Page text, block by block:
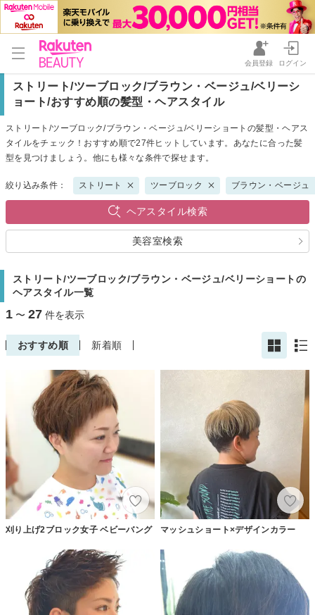
会員登録 ログイン
ストリート/ツーブロック/ブラウン・ベージュ/ベリーシ
ョート/おすすめ順の髪型・ヘアスタイル
ストリート/ツーブロック/ブラウン・ベージュ/ベリーショートの髪型・ヘアス
タイルをチェック！おすすめ順で27件ヒットしています。あなたに合った髪
型を見つけましょう。他にも様々な条件で探せます。
絞り込み条件： ストリート ツーブロック ブラウン・ベージュ
ヘアスタイル検索
美容室検索
ストリート/ツーブロック/ブラウン・ベージュ/ベリーショートの
ヘアスタイル一覧
1 〜 27 件を表示
おすすめ順 新着順
刈り上げ2ブロック女子 ベビーバング マッシュショート×デザインカラー